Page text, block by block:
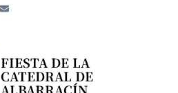
FIESTA DE LA
CATEDRAL DE
ALBARRACÍN